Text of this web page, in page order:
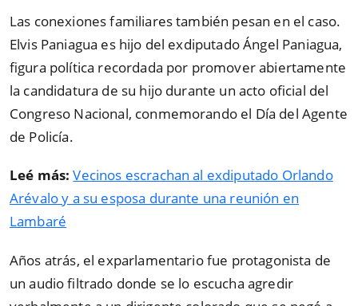
Las conexiones familiares también pesan en el caso.
Elvis Paniagua es hijo del exdiputado Ángel Paniagua,
figura política recordada por promover abiertamente
la candidatura de su hijo durante un acto oficial del
Congreso Nacional, conmemorando el Día del Agente
de Policía.
Leé más:Vecinos escrachan al exdiputado Orlando
Arévalo y a su esposa durante una reunión en
Lambaré
Años atrás, el exparlamentario fue protagonista de
un audio filtrado donde se lo escucha agredir